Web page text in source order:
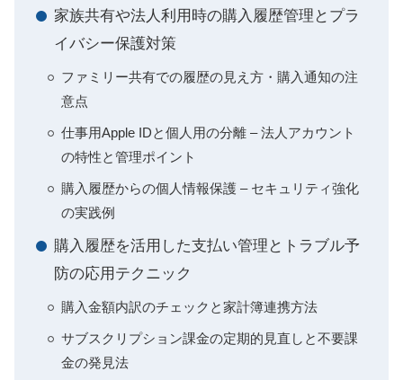
家族共有や法人利用時の購入履歴管理とプラ
イバシー保護対策
ファミリー共有での履歴の見え方・購入通知の注
意点
仕事用Apple IDと個人用の分離 – 法人アカウント
の特性と管理ポイント
購入履歴からの個人情報保護 – セキュリティ強化
の実践例
購入履歴を活用した支払い管理とトラブル予
防の応用テクニック
購入金額内訳のチェックと家計簿連携方法
サブスクリプション課金の定期的見直しと不要課
金の発見法